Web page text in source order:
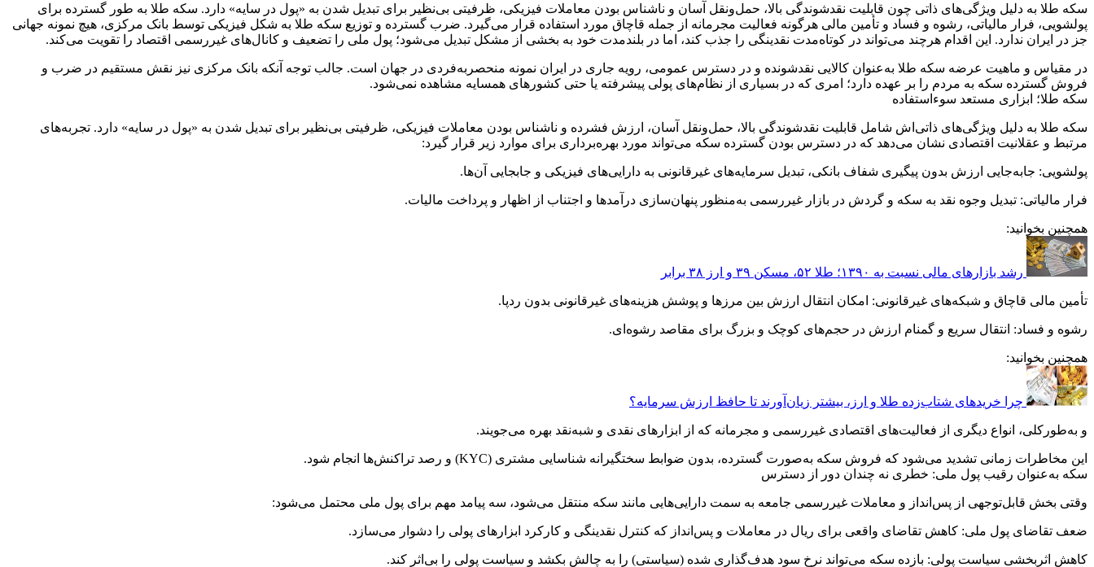
سکه طلا به دلیل ویژگی‌های ذاتی چون قابلیت نقدشوندگی بالا، حمل‌ونقل آسان و ناشناس بودن معاملات فیزیکی، ظرفیتی بی‌نظیر برای تبدیل شدن به «پول در سایه» دارد. سکه طلا به طور گسترده برای
پولشویی، فرار مالیاتی، رشوه و فساد و تأمین مالی هرگونه فعالیت مجرمانه از جمله قاچاق مورد استفاده قرار می‌گیرد. ضرب گسترده و توزیع سکه طلا به شکل فیزیکی توسط بانک مرکزی، هیچ نمونه جهانی
جز در ایران ندارد. این اقدام هرچند می‌تواند در کوتاه‌مدت نقدینگی را جذب کند، اما در بلندمدت خود به بخشی از مشکل تبدیل می‌شود؛ پول ملی را تضعیف و کانال‌های غیررسمی اقتصاد را تقویت می‌کند.
در مقیاس و ماهیت عرضه سکه طلا به‌عنوان کالایی نقدشونده و در دسترس عمومی، رویه جاری در ایران نمونه منحصربه‌فردی در جهان است. جالب توجه آنکه بانک مرکزی نیز نقش مستقیم در ضرب و
فروش گسترده سکه به مردم را بر عهده دارد؛ امری که در بسیاری از نظام‌های پولی پیشرفته یا حتی کشورهای همسایه مشاهده نمی‌شود.
سکه طلا؛ ابزاری مستعد سوءاستفاده
سکه طلا به دلیل ویژگی‌های ذاتی‌اش شامل قابلیت نقدشوندگی بالا، حمل‌ونقل آسان، ارزش فشرده و ناشناس بودن معاملات فیزیکی، ظرفیتی بی‌نظیر برای تبدیل شدن به «پول در سایه» دارد. تجربه‌های
مرتبط و عقلانیت اقتصادی نشان می‌دهد که در دسترس بودن گسترده سکه می‌تواند مورد بهره‌برداری برای موارد زیر قرار گیرد:
پولشویی: جابه‌جایی ارزش بدون پیگیری شفاف بانکی، تبدیل سرمایه‌های غیرقانونی به دارایی‌های فیزیکی و جابجایی آن‌ها.
فرار مالیاتی: تبدیل وجوه نقد به سکه و گردش در بازار غیررسمی به‌منظور پنهان‌سازی درآمدها و اجتناب از اظهار و پرداخت مالیات.
همچنین بخوانید:
رشد بازارهای مالی نسبت به ۱۳۹۰؛ طلا ۵۲، مسکن ۳۹ و ارز ۳۸ برابر
تأمین مالی قاچاق و شبکه‌های غیرقانونی: امکان انتقال ارزش بین مرزها و پوشش هزینه‌های غیرقانونی بدون ردپا.
رشوه و فساد: انتقال سریع و گمنام ارزش در حجم‌های کوچک و بزرگ برای مقاصد رشوه‌ای.
همچنین بخوانید:
چرا خریدهای شتاب‌زده طلا و ارز، بیشتر زیان‌آورند تا حافظ ارزش سرمایه؟
و به‌طورکلی، انواع دیگری از فعالیت‌های اقتصادی غیررسمی و مجرمانه که از ابزارهای نقدی و شبه‌نقد بهره می‌جویند.
این مخاطرات زمانی تشدید می‌شود که فروش سکه به‌صورت گسترده، بدون ضوابط سختگیرانه شناسایی مشتری (KYC) و رصد تراکنش‌ها انجام شود.
سکه به‌عنوان رقیب پول ملی: خطری نه چندان دور از دسترس
وقتی بخش قابل‌توجهی از پس‌انداز و معاملات غیررسمی جامعه به سمت دارایی‌هایی مانند سکه منتقل می‌شود، سه پیامد مهم برای پول ملی محتمل می‌شود:
ضعف تقاضای پول ملی: کاهش تقاضای واقعی برای ریال در معاملات و پس‌انداز که کنترل نقدینگی و کارکرد ابزارهای پولی را دشوار می‌سازد.
کاهش اثربخشی سیاست پولی: بازده سکه می‌تواند نرخ سود هدف‌گذاری شده (سیاستی) را به چالش بکشد و سیاست پولی را بی‌اثر کند.